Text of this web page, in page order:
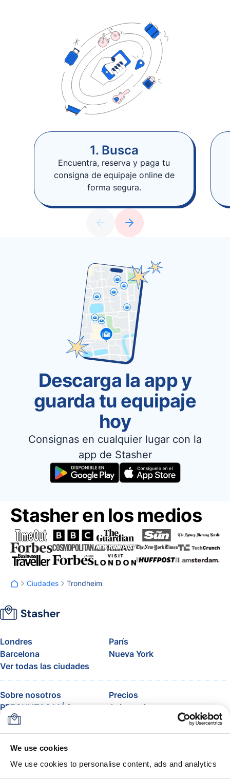
We use cookies
We use cookies to personalise content, ads and analytics
1. Busca
Encuentra, reserva y paga tu
consigna de equipaje online de
forma segura.
Descarga la app y
guarda tu equipaje
hoy
Consignas en cualquier lugar con la
app de Stasher
Stasher en los medios
Ciudades Trondheim
Londres
París
Barcelona
Nueva York
Ver todas las ciudades
Sobre nosotros
Precios
PREGUNTAS MÁS
FRECUENTES
Asistencia
Blog
Únete al programa de
aerolíneas